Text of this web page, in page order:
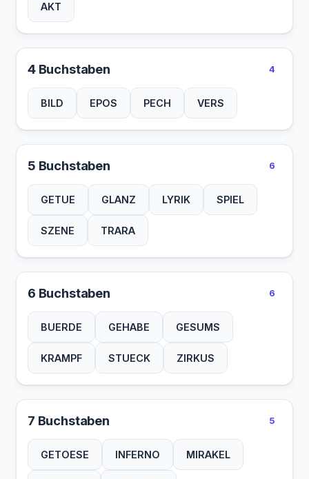
AKT
4 Buchstaben 4
BILD EPOS PECH VERS
5 Buchstaben 6
GETUE GLANZ LYRIK SPIEL
SZENE TRARA
6 Buchstaben 6
BUERDE GEHABE GESUMS
KRAMPF STUECK ZIRKUS
7 Buchstaben 5
GETOESE INFERNO MIRAKEL